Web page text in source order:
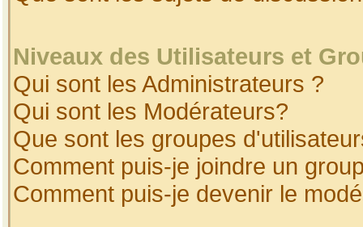
Niveaux des Utilisateurs et
Qui sont les Administrateurs ?
Qui sont les Modérateurs?
Que sont les groupes
Comment puis-je joindre un
Comment puis-je devenir le